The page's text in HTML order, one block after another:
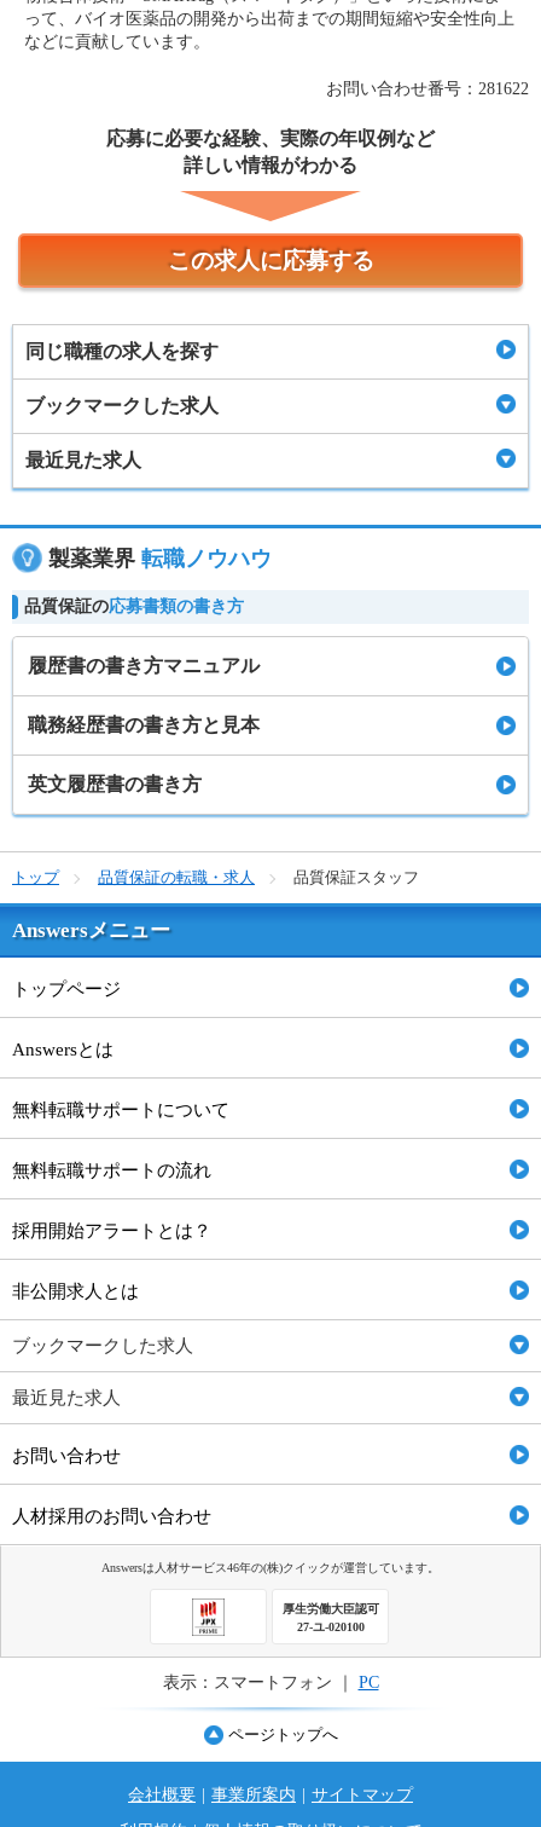
って、バイオ医薬品の開発から出荷までの期間短縮や安全性向上
などに貢献しています。
お問い合わせ番号：281622
応募に必要な経験、実際の年収例など
詳しい情報がわかる
この求人に応募する
同じ職種の求人を探す
ブックマークした求人
最近見た求人
製薬業界 転職ノウハウ
品質保証の応募書類の書き方
履歴書の書き方マニュアル
職務経歴書の書き方と見本
英文履歴書の書き方
トップ 品質保証の転職・求人 品質保証スタッフ
Answersメニュー
トップページ
Answersとは
無料転職サポートについて
無料転職サポートの流れ
採用開始アラートとは？
非公開求人とは
ブックマークした求人
最近見た求人
お問い合わせ
人材採用のお問い合わせ
Answersは人材サービス46年の(株)クイックが運営しています。
厚生労働大臣認可
27-ユ-020100
表示：スマートフォン ｜ PC
ページトップへ
会社概要 事業所案内
サイトマップ